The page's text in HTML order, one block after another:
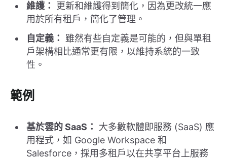
維護：
更新和維護得到簡化，因為更改統一應
用於所有租戶，簡化了管理。
自定義：
雖然有些自定義是可能的，但與單租
戶架構相比通常更有限，以維持系統的一致
性。
範例
基於雲的 SaaS：
大多數軟體即服務 (SaaS) 應
用程式，如 Google Workspace 和
Salesforce，採用多租戶以在共享平台上服務